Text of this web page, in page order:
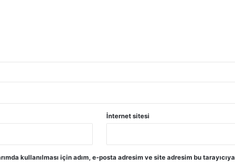
İnternet sitesi
kullanılması için adım, e-posta adresim ve site adresim bu tarayıcıya